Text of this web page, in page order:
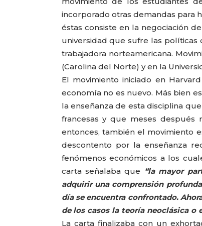
incorporado otras demandas para
éstas consiste en la negociación
universidad que sufre las políticas
trabajadora norteamericana.
(Carolina del Norte) y en la
El movimiento iniciado en
economía no es nuevo. Más bien
la enseñanza de esta disciplina
francesas y que meses después
entonces, también el movimiento
descontento por la enseñanza
fenómenos económicos a los
carta señalaba que “la mayor
adquirir una comprensión
día se encuentra confrontado.
de los casos la teoría neoclásica o
La carta finalizaba con un